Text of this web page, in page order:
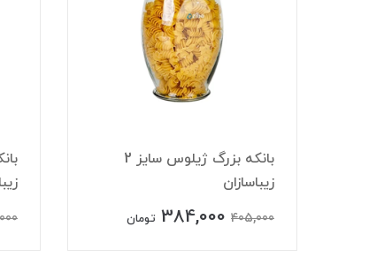
بانکه بزرگ ژیلوس سایز 2
زیباسازان
405,000
384,000 تومان